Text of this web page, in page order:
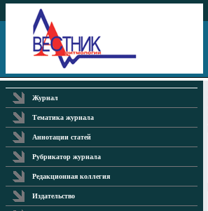
Журнал
Тематика журнала
Аннотации статей
Рубрикатор журнала
Редакционная коллегия
Издательство